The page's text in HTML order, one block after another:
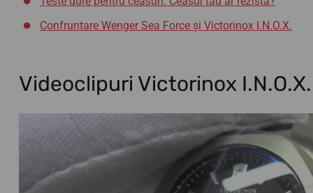
Confruntare Wenger Sea Force și Victorinox I.N.O.X.
Videoclipuri Victorinox